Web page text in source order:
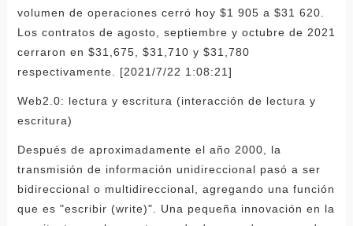
volumen de operaciones cerró hoy $1 905 a $31 620.
Los contratos de agosto, septiembre y octubre de 2021
cerraron en $31,675, $31,710 y $31,780
respectivamente. [2021/7/22 1:08:21]
Web2.0: lectura y escritura (interacción de lectura y
escritura)
Después de aproximadamente el año 2000, la
transmisión de información unidireccional pasó a ser
bidireccional o multidireccional, agregando una función
que es "escribir (write)". Una pequeña innovación en la